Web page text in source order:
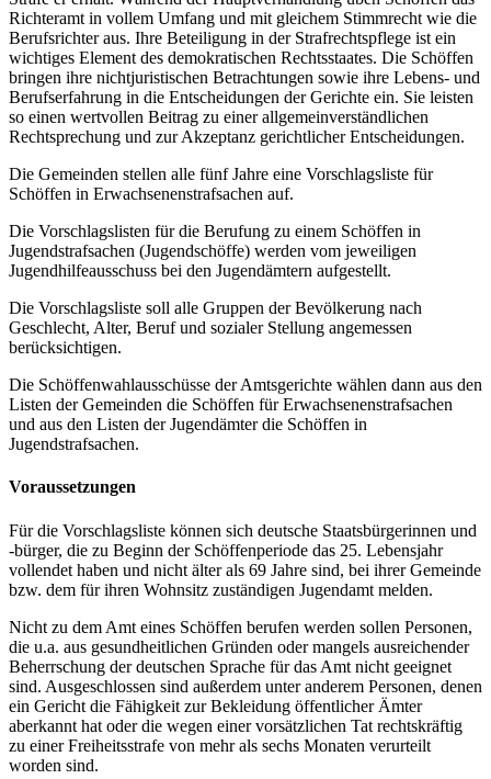
Richteramt in vollem Umfang und mit gleichem Stimmrecht wie die
Berufsrichter aus. Ihre Beteiligung in der Strafrechtspflege ist ein
wichtiges Element des demokratischen Rechtsstaates. Die Schöffen
bringen ihre nichtjuristischen Betrachtungen sowie ihre Lebens- und
Berufserfahrung in die Entscheidungen der Gerichte ein. Sie leisten
so einen wertvollen Beitrag zu einer allgemeinverständlichen
Rechtsprechung und zur Akzeptanz gerichtlicher Entscheidungen.
Die Gemeinden stellen alle fünf Jahre eine Vorschlagsliste für
Schöffen in Erwachsenenstrafsachen auf.
Die Vorschlagslisten für die Berufung zu einem Schöffen in
Jugendstrafsachen (Jugendschöffe) werden vom jeweiligen
Jugendhilfeausschuss bei den Jugendämtern aufgestellt.
Die Vorschlagsliste soll alle Gruppen der Bevölkerung nach
Geschlecht, Alter, Beruf und sozialer Stellung angemessen
berücksichtigen.
Die Schöffenwahlausschüsse der Amtsgerichte wählen dann aus den
Listen der Gemeinden die Schöffen für Erwachsenenstrafsachen
und aus den Listen der Jugendämter die Schöffen in
Jugendstrafsachen.
Voraussetzungen
Für die Vorschlagsliste können sich deutsche Staatsbürgerinnen und
-bürger, die zu Beginn der Schöffenperiode das 25. Lebensjahr
vollendet haben und nicht älter als 69 Jahre sind, bei ihrer Gemeinde
bzw. dem für ihren Wohnsitz zuständigen Jugendamt melden.
Nicht zu dem Amt eines Schöffen berufen werden sollen Personen,
die u.a. aus gesundheitlichen Gründen oder mangels ausreichender
Beherrschung der deutschen Sprache für das Amt nicht geeignet
sind. Ausgeschlossen sind außerdem unter anderem Personen, denen
ein Gericht die Fähigkeit zur Bekleidung öffentlicher Ämter
aberkannt hat oder die wegen einer vorsätzlichen Tat rechtskräftig
zu einer Freiheitsstrafe von mehr als sechs Monaten verurteilt
worden sind.